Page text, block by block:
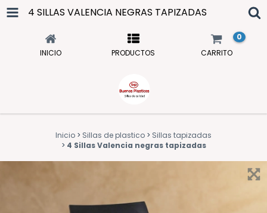
4 SILLAS VALENCIA NEGRAS TAPIZADAS
INICIO PRODUCTOS CARRITO
0
Inicio > Sillas de plastico > Sillas tapizadas
> 4 Sillas Valencia negras tapizadas